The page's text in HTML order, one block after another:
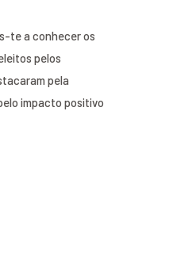
te a conhecer os
pelos
pela
impacto positivo